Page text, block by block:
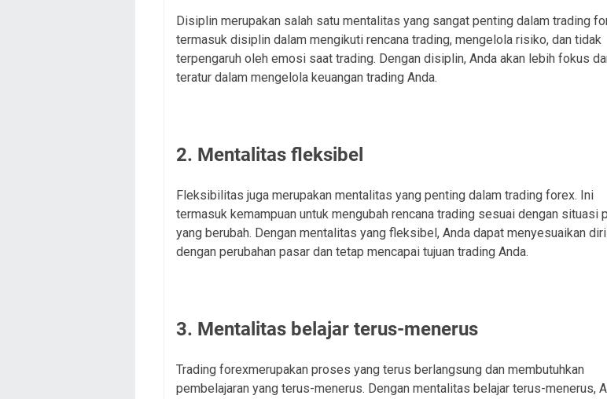
Disiplin merupakan salah satu mentalitas yang sangat penting dalam trading
termasuk disiplin dalam mengikuti rencana trading, mengelola risiko, dan tidak
terpengaruh oleh emosi saat trading. Dengan disiplin, Anda akan lebih fokus
teratur dalam mengelola keuangan trading Anda.
2. Mentalitas fleksibel
Fleksibilitas juga merupakan mentalitas yang penting dalam trading forex. Ini
termasuk kemampuan untuk mengubah rencana trading sesuai dengan situasi
yang berubah. Dengan mentalitas yang fleksibel, Anda dapat menyesuaikan diri
dengan perubahan pasar dan tetap mencapai tujuan trading Anda.
3. Mentalitas belajar terus-menerus
Trading forexmerupakan proses yang terus berlangsung dan membutuhkan
pembelajaran yang terus-menerus. Dengan mentalitas belajar terus-menerus,